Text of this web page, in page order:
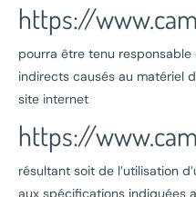
https://
pourra être tenu
indirects causés au matériel
site internet
https://
résultant soit de l’utilisation
aux spécifications indiquées